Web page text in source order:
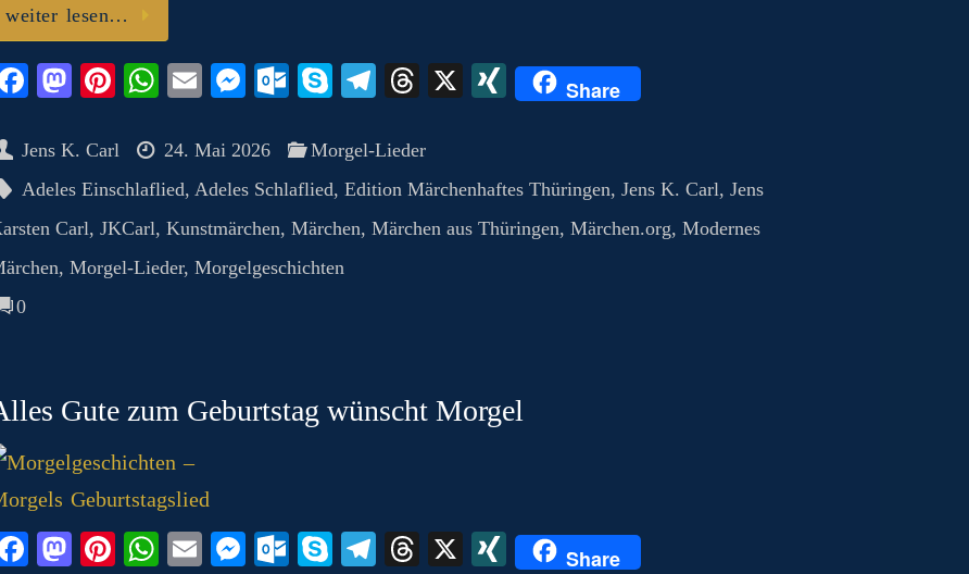
weiter lesen…
Fa
bo
ok
M
to
do
n
Pi
er
es
t
W
ts
A
pp
E
ail
M
se
ng
er
O
lo
ok
.c
o
S
pe
Te
gr
a
m
T
ea
ds
X
X
G
Share
Jens K. Carl 24. Mai 2026
Morgel-Lieder
Adeles Einschlaflied, Adeles Schlaflied, Edition Märchenhaftes Thüringen, Jens K. Carl, Jens
Carl, JKCarl, Kunstmärchen, Märchen, Märchen aus Thüringen, Märchen.org, Modernes
, Morgel-Lieder, Morgelgeschichten
0
Gute zum Geburtstag wünscht Morgel
Fa M
Pi
W
E
M
O
S
Te
T
X
X
Share